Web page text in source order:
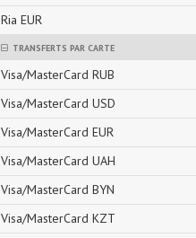
Ria EUR
TRANSFERTS PAR CARTE
Visa/MasterCard RUB
Visa/MasterCard USD
Visa/MasterCard EUR
Visa/MasterCard UAH
Visa/MasterCard BYN
Visa/MasterCard KZT